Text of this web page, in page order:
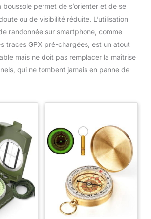
boussole permet de s’orienter et de se
ou de visibilité réduite. L’utilisation
randonnée sur smartphone, comme
traces GPX pré-chargées, est un atout
mais ne doit pas remplacer la maîtrise
qui ne tombent jamais en panne de